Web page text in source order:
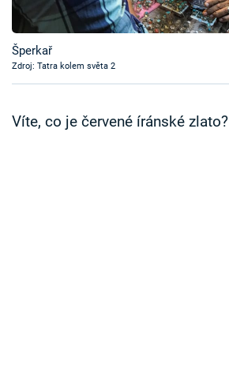
Sledujte prima+
Šperkař
Zdroj: Tatra kolem světa 2
Víte, co je červené íránské zlato?